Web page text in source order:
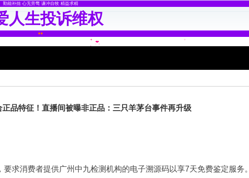
勤能补拙 心无旁骛 谦冲自牧 精益求精
人生投诉维权
●●
品特征！直播间被曝非正品：三只羊茅台事件再升级
求消费者提供广州中九检测机构的电子溯源码以享7天免费鉴定服务。